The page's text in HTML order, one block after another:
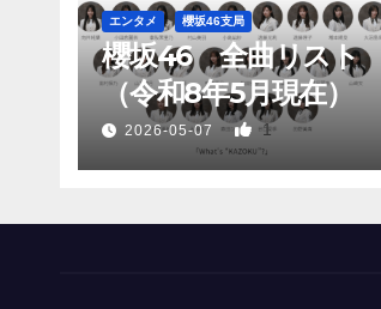
エンタメ 櫻坂46支局
櫻坂46 全曲リスト
（令和8年5月現在）
2026-05-07 1